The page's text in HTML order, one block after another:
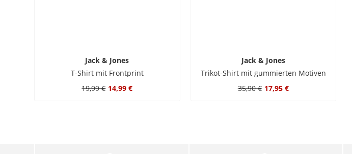
Jack & Jones
T-Shirt mit Frontprint
19,99 € 14,99 €
Jack & Jones
Trikot-Shirt mit gummierten Motiven
35,90 € 17,95 €